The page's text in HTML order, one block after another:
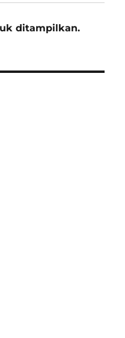
ditampilkan.